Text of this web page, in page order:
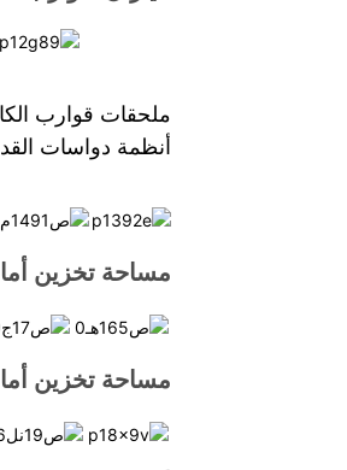
ملحقات قوارب
أنظمة دواسات
مساحة تخزين
مساحة تخزين